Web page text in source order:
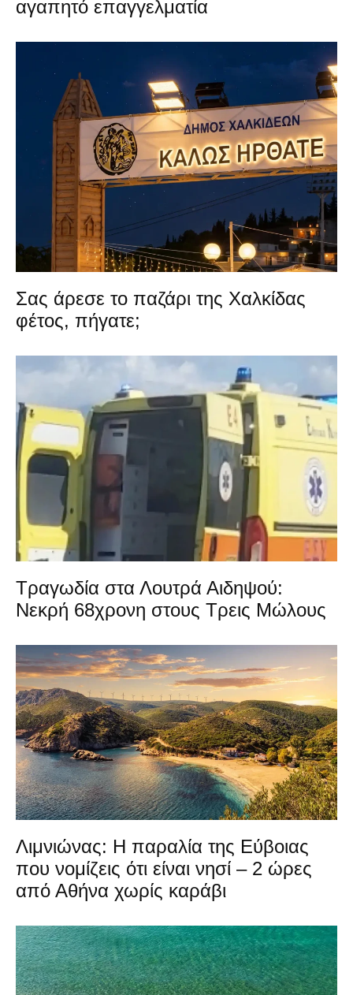
αγαπητό επαγγελματία
Σας άρεσε το παζάρι της Χαλκίδας
φέτος, πήγατε;
Τραγωδία στα Λουτρά Αιδηψού:
Νεκρή 68χρονη στους Τρεις Μώλους
Λιμνιώνας: Η παραλία της Εύβοιας
που νομίζεις ότι είναι νησί – 2 ώρες
από Αθήνα χωρίς καράβι